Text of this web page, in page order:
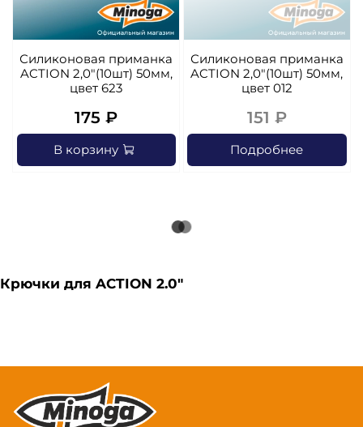
Силиконовая приманка
ACTION 2,0"(10шт) 50мм,
цвет 623
175 ₽
В корзину
Силиконовая приманка
ACTION 2,0"(10шт) 50мм,
цвет 012
151 ₽
Подробнее
Крючки для ACTION 2.0"